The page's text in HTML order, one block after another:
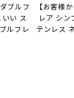
ブルフ
い ス
ルフレ
【お客様
レア シン
テンレス